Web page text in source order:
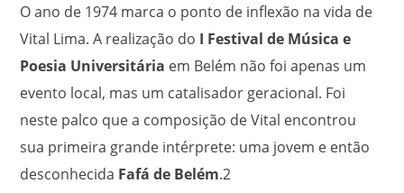
O ano de 1974 marca o ponto de inflexão na vida de
Vital Lima. A realização do I Festival de Música e
Poesia Universitária em Belém não foi apenas um
evento local, mas um catalisador geracional. Foi
neste palco que a composição de Vital encontrou
sua primeira grande intérprete: uma jovem e então
desconhecida Fafá de Belém.2